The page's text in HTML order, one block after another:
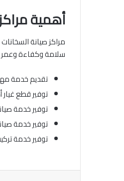
أهمية
مراكز صيانة
سلامة وكفاءة وعمر
تقديم خدمة
توفير قطع
توفير خدمة
توفير خدمة
توفير خدمة